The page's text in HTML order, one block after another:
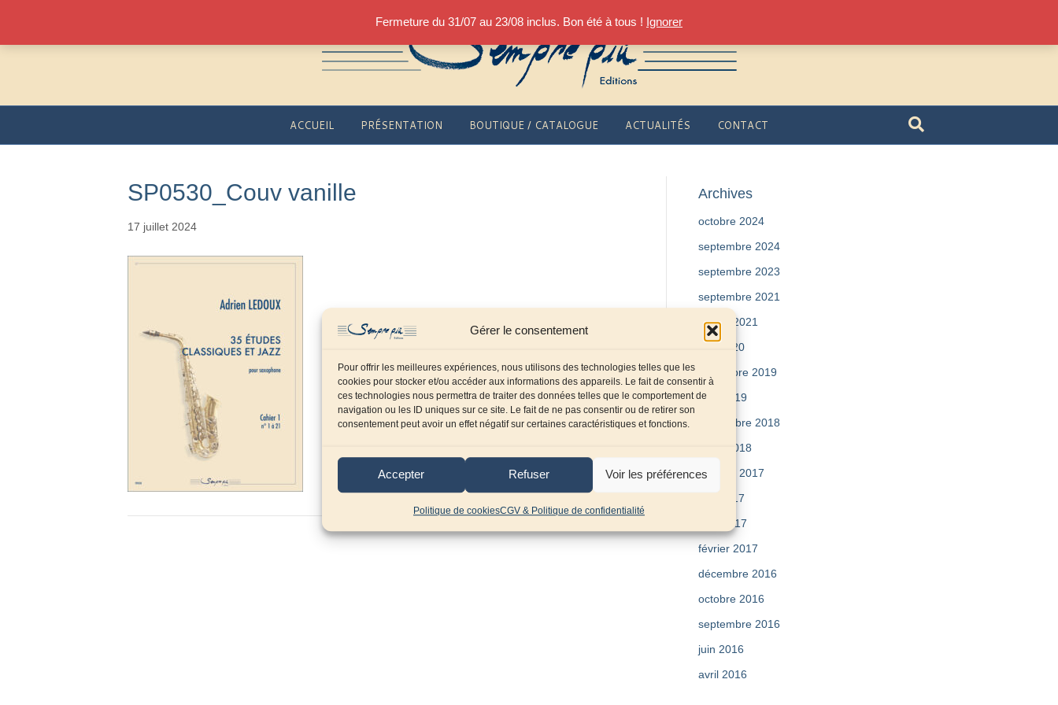
Gérer le consentement
Pour offrir les meilleures expériences, nous utilisons des technologies telles que les
cookies pour stocker et/ou accéder aux informations des appareils. Le fait de consentir à
ces technologies nous permettra de traiter des données telles que le comportement de
navigation ou les ID uniques sur ce site. Le fait de ne pas consentir ou de retirer son
consentement peut avoir un effet négatif sur certaines caractéristiques et fonctions.
Accepter Refuser Voir les préférences
Politique de cookiesCGV & Politique de confidentialité
Fermeture du 31/07 au 23/08 inclus. Bon été à tous ! Ignorer
ACCUEIL PRÉSENTATION BOUTIQUE / CATALOGUE ACTUALITÉS CONTACT
SP0530_Couv vanille
17 juillet 2024
Archives
octobre 2024
septembre 2024
septembre 2023
septembre 2021
février 2021
mai 2020
novembre 2019
avril 2019
septembre 2018
juillet 2018
octobre 2017
mai 2017
avril 2017
février 2017
décembre 2016
octobre 2016
septembre 2016
juin 2016
avril 2016